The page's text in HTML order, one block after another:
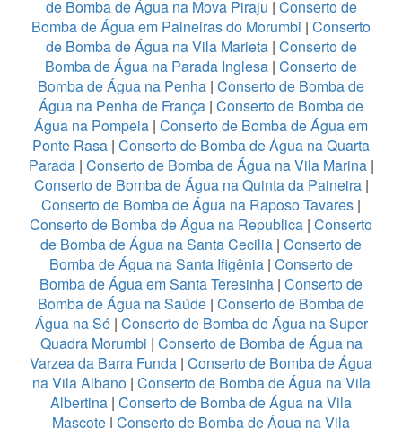
de Bomba de Água na Mova Piraju | Conserto de
Bomba de Água em Paineiras do Morumbi | Conserto
de Bomba de Água na Vila Marieta| Conserto de
Bomba de Água na Parada Inglesa | Conserto de
Bomba de Água na Penha | Conserto de Bomba de
Água na Penha de França | Conserto de Bomba de
Água na Pompeia | Conserto de Bomba de Água em
Ponte Rasa | Conserto de Bomba de Água na Quarta
Parada| Conserto de Bomba de Água na Vila Marina|
Conserto de Bomba de Água na Quinta da Paineira|
Conserto de Bomba de Água na Raposo Tavares |
Conserto de Bomba de Água na Republica | Conserto
de Bomba de Água na Santa Cecilia | Conserto de
Bomba de Água na Santa Ifigênia | Conserto de
Bomba de Água em Santa Teresinha | Conserto de
Bomba de Água na Saúde | Conserto de Bomba de
Água na Sé| Conserto de Bomba de Água na Super
Quadra Morumbi | Conserto de Bomba de Água na
Varzea da Barra Funda | Conserto de Bomba de Água
na Vila Albano| Conserto de Bomba de Água na Vila
Albertina | Conserto de Bomba de Água na Vila
Mascote | Conserto de Bomba de Água na Vila